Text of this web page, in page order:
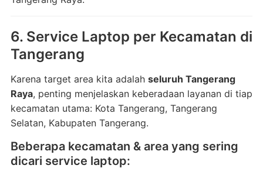
6. Service Laptop per Kecamatan di
Tangerang
Karena target area kita adalah seluruh Tangerang
Raya, penting menjelaskan keberadaan layanan di tiap
kecamatan utama: Kota Tangerang, Tangerang
Selatan, Kabupaten Tangerang.
Beberapa kecamatan & area yang sering
dicari service laptop: